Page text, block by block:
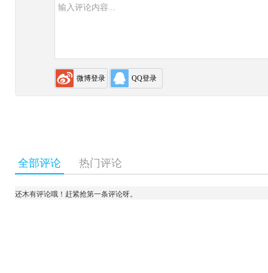
微博登录 QQ登录
全部评论 热门评论
还木有评论哦！赶紧抢第一条评论呀。